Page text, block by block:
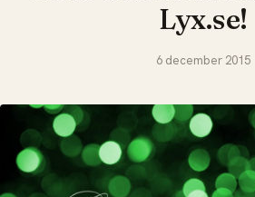
Lyx.se!
6 december 2015